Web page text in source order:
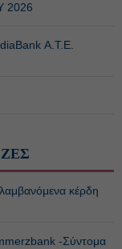
2026
Α.Τ.Ε.
κέρδη
-Σύντομα